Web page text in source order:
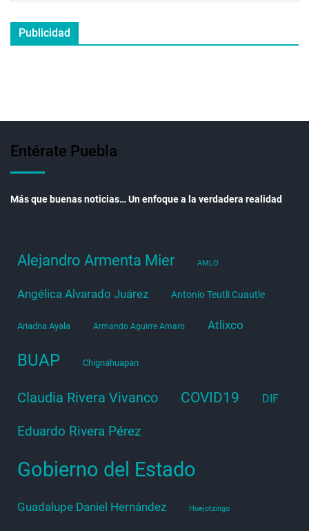
Publicidad
Entérate Puebla
Más que buenas noticias… Un enfoque a la verdadera realidad
Alejandro Armenta Mier AMLO
Angélica Alvarado Juárez Antonio Teutli Cuautle
Ariadna Ayala Armando Aguirre Amaro Atlixco
BUAP Chignahuapan
Claudia Rivera Vivanco COVID19 DIF
Eduardo Rivera Pérez
Gobierno del Estado
Guadalupe Daniel Hernández Huejotzingo